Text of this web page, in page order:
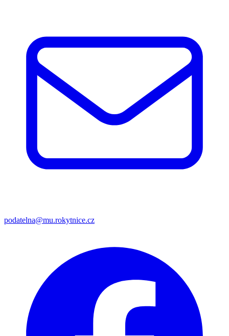
podatelna@mu.rokytnice.cz